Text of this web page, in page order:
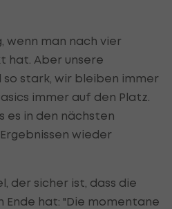
wenn man nach vier
hat. Aber unsere
stark, wir bleiben immer
immer auf den Platz.
es in den nächsten
wieder
der sicher ist, dass die
Ende hat: "Die momentane